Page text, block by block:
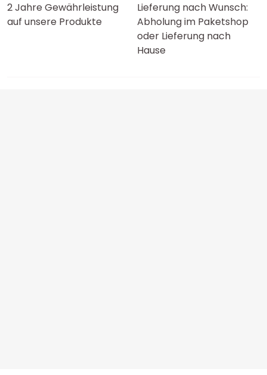
2 Jahre Gewährleistung
auf unsere Produkte
Lieferung nach Wunsch:
Abholung im Paketshop
oder Lieferung nach
Hause